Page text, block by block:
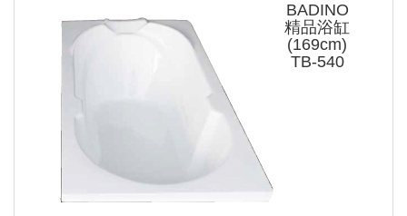
BADINO
精品浴缸
(169cm)
TB-540